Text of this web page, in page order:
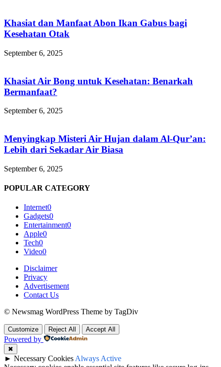
Khasiat dan Manfaat Abon Ikan Gabus bagi
Kesehatan Otak
September 6, 2025
Khasiat Air Bong untuk Kesehatan: Benarkah
Bermanfaat?
September 6, 2025
Menyingkap Misteri Air Hujan dalam Al-Qur’an:
Lebih dari Sekadar Air Biasa
September 6, 2025
POPULAR CATEGORY
Internet0
Gadgets0
Entertainment0
Apple0
Tech0
Video0
Disclaimer
Privacy
Advertisement
Contact Us
© Newsmag WordPress Theme by TagDiv
Customize Reject All Accept All
Powered by
✖
► Necessary Cookies Always Active